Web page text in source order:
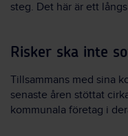
steg. Det här är ett
Risker ska inte
Tillsammans med sina
senaste åren stöttat
kommunala företag i